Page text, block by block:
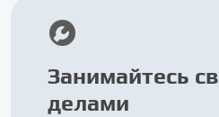
Занимайтесь
делами